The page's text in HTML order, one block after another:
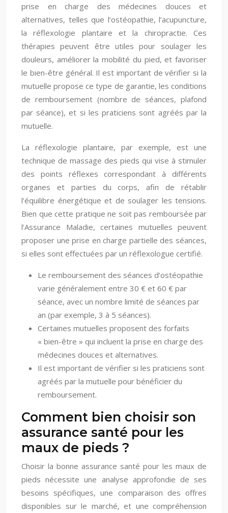
prise en charge des médecines douces et
alternatives, telles que l’ostéopathie, l’acupuncture,
la réflexologie plantaire et la chiropractie. Ces
thérapies peuvent être utiles pour soulager les
douleurs, améliorer la mobilité du pied, et favoriser
le bien-être général. Il est important de vérifier si la
mutuelle propose ce type de garantie, les conditions
de remboursement (nombre de séances, plafond
par séance), et si les praticiens sont agréés par la
mutuelle.
La réflexologie plantaire, par exemple, est une
technique de massage des pieds qui vise à stimuler
des points réflexes correspondant à différents
organes et parties du corps, afin de rétablir
l’équilibre énergétique et de soulager les tensions.
Bien que cette pratique ne soit pas remboursée par
l’Assurance Maladie, certaines mutuelles peuvent
proposer une prise en charge partielle des séances,
si elles sont effectuées par un réflexologue certifié.
Le remboursement des séances d’ostéopathie
varie généralement entre 30 € et 60 € par
séance, avec un nombre limité de séances par
an (par exemple, 3 à 5 séances).
Certaines mutuelles proposent des forfaits
« bien-être » qui incluent la prise en charge des
médecines douces et alternatives.
Il est important de vérifier si les praticiens sont
agréés par la mutuelle pour bénéficier du
remboursement.
Comment bien choisir son
assurance santé pour les
maux de pieds ?
Choisir la bonne assurance santé pour les maux de
pieds nécessite une analyse approfondie de ses
besoins spécifiques, une comparaison des offres
disponibles sur le marché, et une compréhension